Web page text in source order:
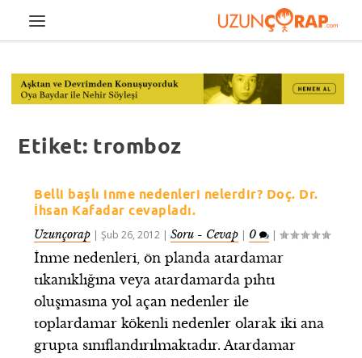
Etiket: tromboz
Belli başlı inme nedenleri nelerdir? Doç. Dr.
İhsan Kafadar cevapladı.
Uzunçorap |Şub 26, 2012 |Soru - Cevap | 0 |
İnme nedenleri, ön planda atardamar
tıkanıklığına veya atardamarda pıhtı
oluşmasına yol açan nedenler ile
toplardamar kökenli nedenler olarak iki ana
grupta sınıflandırılmaktadır. Atardamar